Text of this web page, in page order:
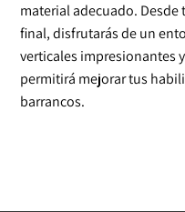
material adecuado.
final, disfrutarás de un
verticales impresionantes
permitirá mejorar tus
barrancos.